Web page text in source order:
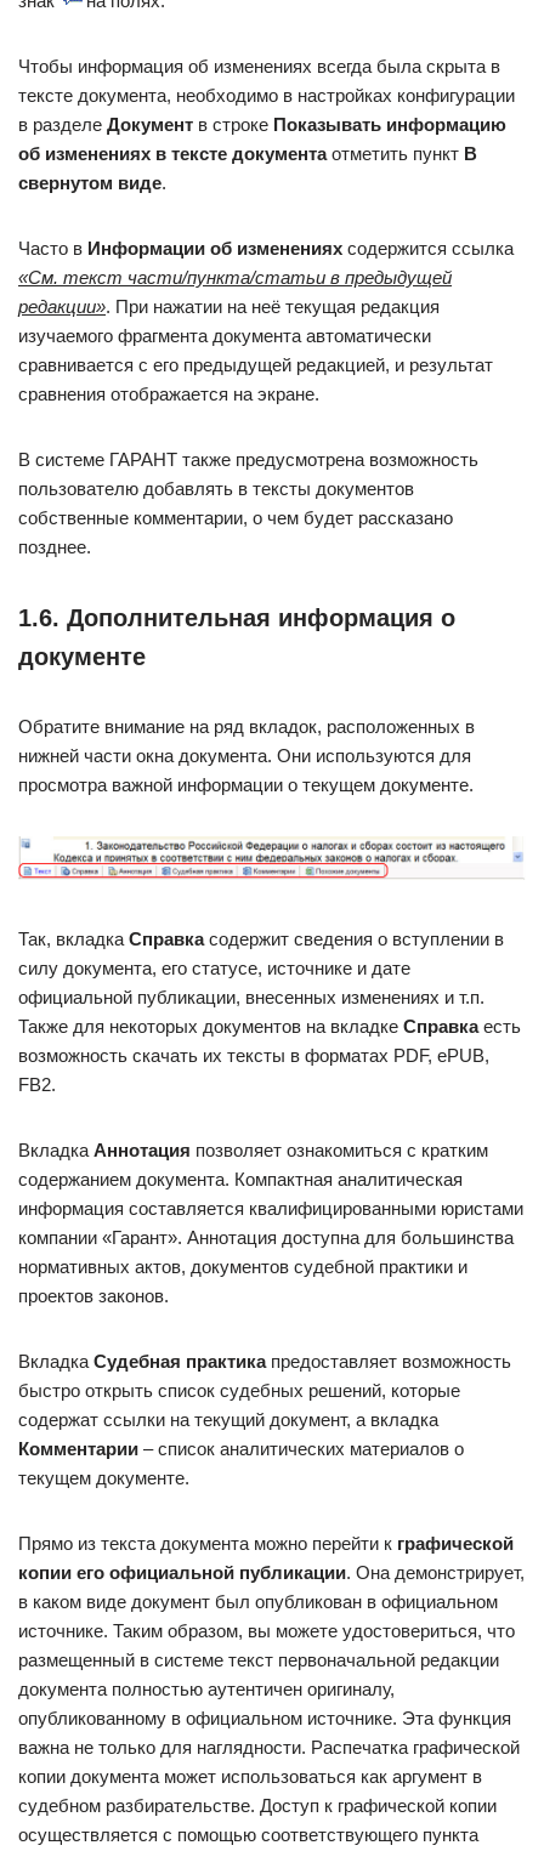
Чтобы информация об изменениях всегда была скрыта в
тексте документа, необходимо в настройках конфигурации
в разделе Документ в строке Показывать информацию
об изменениях в тексте документаотметить пункт В
свернутом виде.
Часто в Информации об изменениях содержится ссылка
«См. текст части/пункта/статьи в предыдущей
редакции». При нажатии на неё текущая редакция
изучаемого фрагмента документа автоматически
сравнивается с его предыдущей редакцией, и результат
сравнения отображается на экране.
В системе ГАРАНТ также предусмотрена возможность
пользователю добавлять в тексты документов
собственные комментарии, о чем будет рассказано
позднее.
1.6. Дополнительная информация о
документе
Обратите внимание на ряд вкладок, расположенных в
нижней части окна документа. Они используются для
просмотра важной информации о текущем документе.
Так, вкладка Справкасодержит сведения о вступлении в
силу документа, его статусе, источнике и дате
официальной публикации, внесенных изменениях и т.п.
Также для некоторых документов на вкладке Справкаесть
возможность скачать их тексты в форматах PDF, ePUB,
FB2.
Вкладка Аннотация позволяет ознакомиться с кратким
содержанием документа. Компактная аналитическая
информация составляется квалифицированными юристами
компании «Гарант». Аннотация доступна для большинства
нормативных актов, документов судебной практики и
проектов законов.
Вкладка Судебная практикапредоставляет возможность
быстро открыть список судебных решений, которые
содержат ссылки на текущий документ, а вкладка
Комментарии – список аналитических материалов о
текущем документе.
Прямо из текста документа можно перейти к графической
копии его официальной публикации. Она демонстрирует,
в каком виде документ был опубликован в официальном
источнике. Таким образом, вы можете удостовериться, что
размещенный в системе текст первоначальной редакции
документа полностью аутентичен оригиналу,
опубликованному в официальном источнике. Эта функция
важна не только для наглядности. Распечатка графической
копии документа может использоваться как аргумент в
судебном разбирательстве. Доступ к графической копии
осуществляется с помощью соответствующего пункта